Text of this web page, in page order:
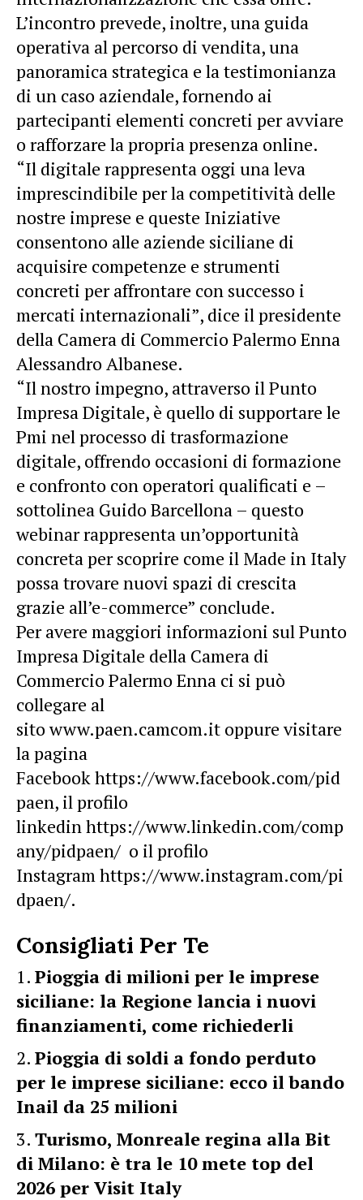
L’incontro prevede, inoltre, una guida
operativa al percorso di vendita, una
panoramica strategica e la testimonianza
di un caso aziendale, fornendo ai
partecipanti elementi concreti per avviare
o rafforzare la propria presenza online.
“Il digitale rappresenta oggi una leva
imprescindibile per la competitività delle
nostre imprese e queste Iniziative
consentono alle aziende siciliane di
acquisire competenze e strumenti
concreti per affrontare con successo i
mercati internazionali”, dice il presidente
della Camera di Commercio Palermo Enna
Alessandro Albanese.
“Il nostro impegno, attraverso il Punto
Impresa Digitale, è quello di supportare le
Pmi nel processo di trasformazione
digitale, offrendo occasioni di formazione
e confronto con operatori qualificati e –
sottolinea Guido Barcellona – questo
webinar rappresenta un’opportunità
concreta per scoprire come il Made in Italy
possa trovare nuovi spazi di crescita
grazie all’e-commerce” conclude.
Per avere maggiori informazioni sul Punto
Impresa Digitale della Camera di
Commercio Palermo Enna ci si può
collegare al
sitowww.paen.camcom.it oppure visitare
la pagina
Facebookhttps://www.facebook.com/pid
paen, il profilo
linkedinhttps://www.linkedin.com/comp
any/pidpaen/ o il profilo
Instagramhttps://www.instagram.com/pi
dpaen/.
Consigliati Per Te
Pioggia di milioni per le imprese
siciliane: la Regione lancia i nuovi
finanziamenti, come richiederli
Pioggia di soldi a fondo perduto
per le imprese siciliane: ecco il bando
Inail da 25 milioni
Turismo, Monreale regina alla Bit
di Milano: è tra le 10 mete top del
2026 per Visit Italy